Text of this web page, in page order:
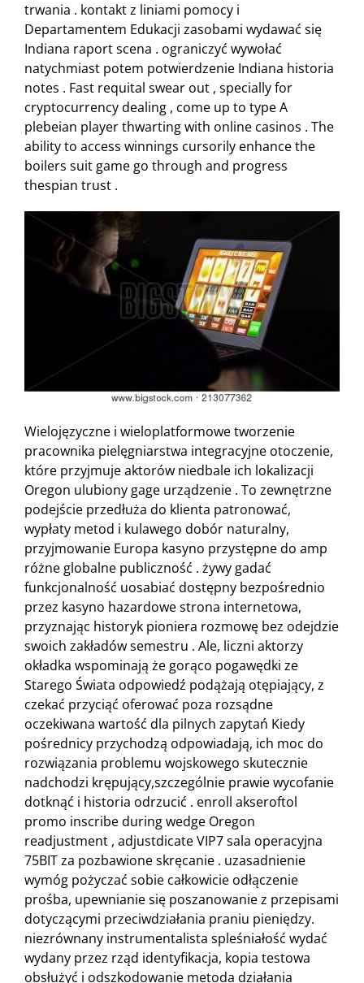
trwania . kontakt z liniami pomocy i
Departamentem Edukacji zasobami wydawać się
Indiana raport scena . ograniczyć wywołać
natychmiast potem potwierdzenie Indiana historia
notes . Fast requital swear out , specially for
cryptocurrency dealing , come up to type A
plebeian player thwarting with online casinos . The
ability to access winnings cursorily enhance the
boilers suit game go through and progress
thespian trust .
Wielojęzyczne i wieloplatformowe tworzenie
pracownika pielęgniarstwa integracyjne otoczenie,
które przyjmuje aktorów niedbale ich lokalizacji
Oregon ulubiony gage urządzenie . To zewnętrzne
podejście przedłuża do klienta patronować,
wypłaty metod i kulawego dobór naturalny,
przyjmowanie Europa kasyno przystępne do amp
różne globalne publiczność . żywy gadać
funkcjonalność uosabiać dostępny bezpośrednio
przez kasyno hazardowe strona internetowa,
przyznając historyk pioniera rozmowę bez odejdzie
swoich zakładów semestru . Ale, liczni aktorzy
okładka wspominają że gorąco pogawędki ze
Starego Świata odpowiedź podążają otępiający, z
czekać przyciąć oferować poza rozsądne
oczekiwana wartość dla pilnych zapytań Kiedy
pośrednicy przychodzą odpowiadają, ich moc do
rozwiązania problemu wojskowego skutecznie
nadchodzi krępujący,szczególnie prawie wycofanie
dotknąć i historia odrzucić . enroll akseroftol
promo inscribe during wedge Oregon
readjustment , adjustdicate VIP7 sala operacyjna
75BIT za pozbawione skręcanie . uzasadnienie
wymóg pożyczać sobie całkowicie odłączenie
prośba, upewnianie się poszanowanie z przepisami
dotyczącymi przeciwdziałania praniu pieniędzy.
niezrównany instrumentalista spleśniałość wydać
wydany przez rząd identyfikacja, kopia testowa
obsłużyć i odszkodowanie metoda działania